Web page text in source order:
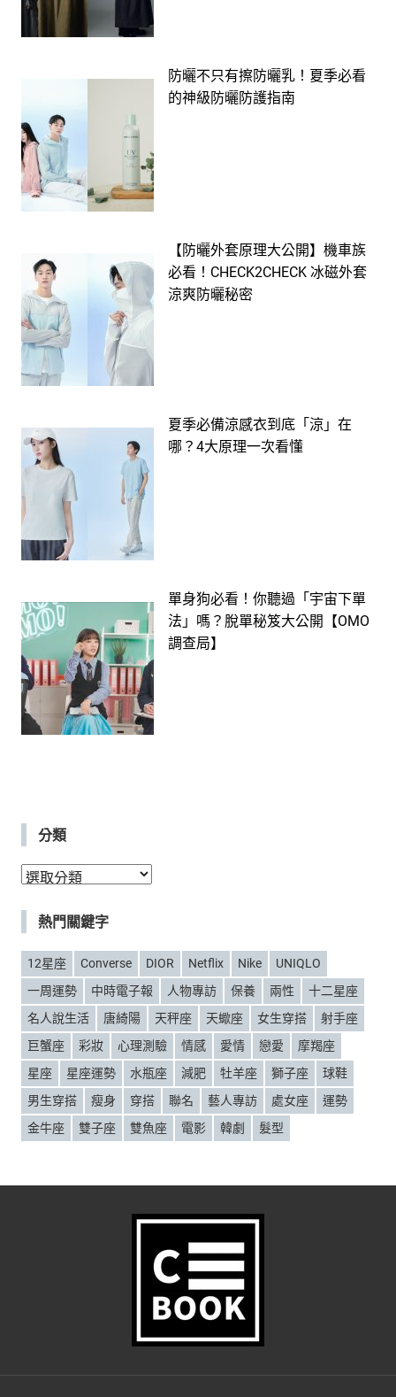
防曬不只有擦防曬乳！夏季必看
的神級防曬防護指南
【防曬外套原理大公開】機車族
必看！CHECK2CHECK 冰磁外套
涼爽防曬秘密
夏季必備涼感衣到底「涼」在
哪？4大原理一次看懂
單身狗必看！你聽過「宇宙下單
法」嗎？脫單秘笈大公開【OMO
調查局】
分類
分
熱門關鍵字
12星座 Converse DIOR Netflix Nike
UNIQLO
一周運勢
中時電子報 人物專訪 保養 兩性
十二星座
名人說生活
唐綺陽 天秤座 天蠍座 女生穿搭
射手座
巨蟹座
彩妝 心理測驗 情感 愛情 戀愛
摩羯座
星座
星座運勢 水瓶座 減肥 牡羊座 獅子座
球鞋
男生穿搭
瘦身 穿搭 聯名 藝人專訪 處女座
運勢
金牛座
雙子座 雙魚座 電影 韓劇 髮型